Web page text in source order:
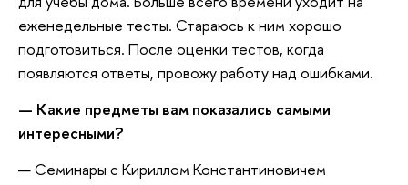
еженедельные тесты. Стараюсь к ним хорошо
подготовиться. После оценки тестов, когда
появляются ответы, провожу работу над ошибками.
— Какие предметы вам показались самыми
интересными?
— Семинары с Кириллом Константиновичем